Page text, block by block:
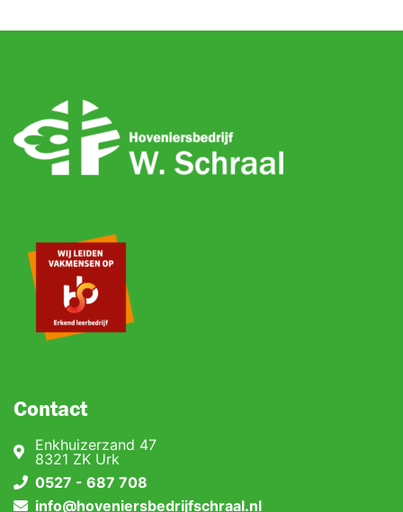
Contact
Enkhuizerzand 47
8321 ZK Urk
0527 - 687 708
info@hoveniersbedrijfschraal.nl